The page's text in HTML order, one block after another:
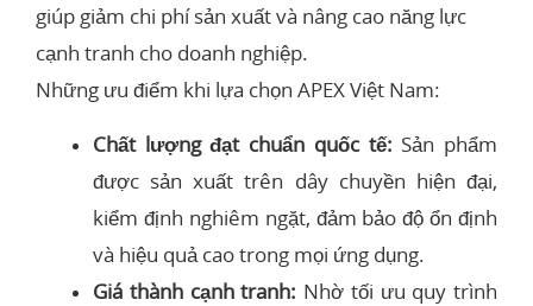
giúp giảm chi phí sản xuất và nâng cao năng lực
cạnh tranh cho doanh nghiệp.
Những ưu điểm khi lựa chọn APEX Việt Nam:
Chất lượng đạt chuẩn quốc tế: Sản phẩm
được sản xuất trên dây chuyền hiện đại,
kiểm định nghiêm ngặt, đảm bảo độ ổn định
và hiệu quả cao trong mọi ứng dụng.
Giá thành cạnh tranh: Nhờ tối ưu quy trình